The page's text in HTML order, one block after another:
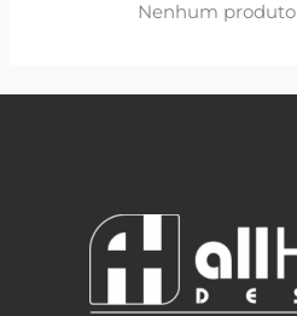
Nenhum